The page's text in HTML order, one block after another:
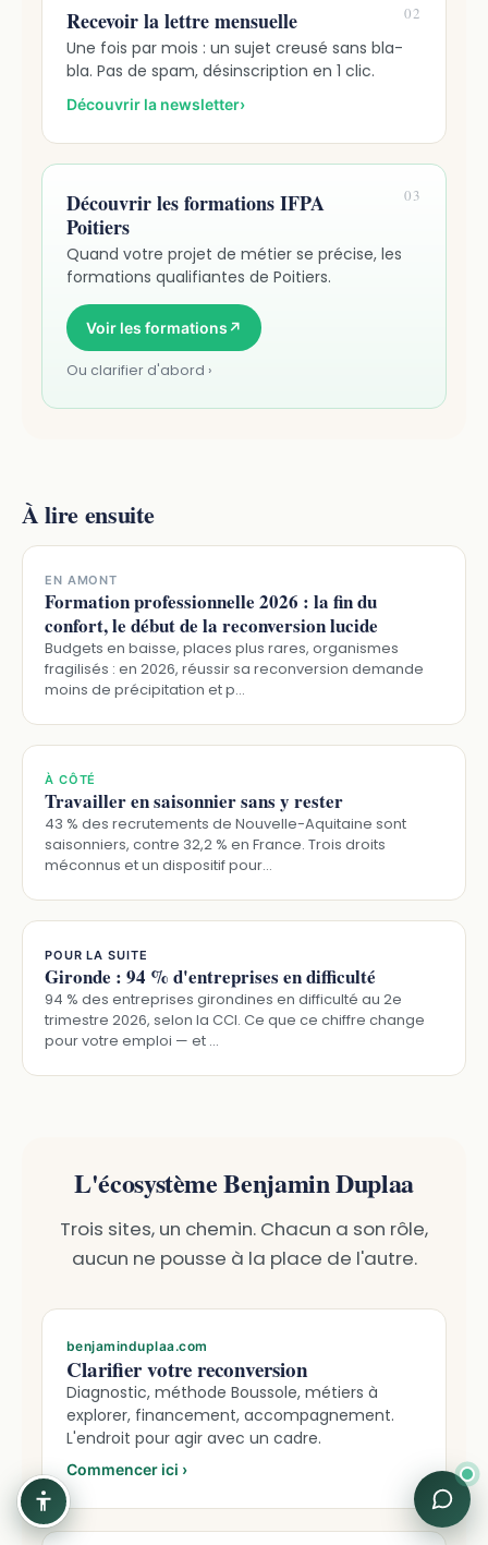
02
Recevoir la lettre mensuelle
Une fois par mois : un sujet creusé sans bla-
bla. Pas de spam, désinscription en 1 clic.
Découvrir la newsletter›
03
Découvrir les formations IFPA
Poitiers
Quand votre projet de métier se précise, les
formations qualifiantes de Poitiers.
Voir les formations ↗
Ou clarifier d'abord ›
À lire ensuite
EN AMONT
Formation professionnelle 2026 : la fin du
confort, le début de la reconversion lucide
Budgets en baisse, places plus rares, organismes
fragilisés : en 2026, réussir sa reconversion demande
moins de précipitation et p…
À CÔTÉ
Travailler en saisonnier sans y rester
43 % des recrutements de Nouvelle-Aquitaine sont
saisonniers, contre 32,2 % en France. Trois droits
méconnus et un dispositif pour…
POUR LA SUITE
Gironde : 94 % d'entreprises en difficulté
94 % des entreprises girondines en difficulté au 2e
trimestre 2026, selon la CCI. Ce que ce chiffre change
pour votre emploi — et …
L'écosystème Benjamin Duplaa
Trois sites, un chemin. Chacun a son rôle,
aucun ne pousse à la place de l'autre.
benjaminduplaa.com
Clarifier votre reconversion
Diagnostic, méthode Boussole, métiers à
explorer, financement, accompagnement.
L'endroit pour agir avec un cadre.
Commencer ici ›